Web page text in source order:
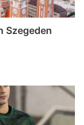
Szegeden